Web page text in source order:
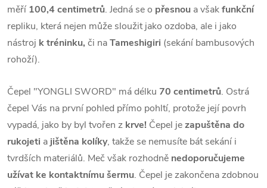
měří 100,4 centimetrů. Jedná se o přesnou a všakfunkční
repliku, která nejen může sloužit jako ozdoba, ale i jako
nástroj k tréninku, či naTameshigiri (sekání bambusových
rohoží).
Čepel "YONGLI SWORD" má délku 70 centimetrů. Ostrá
čepel Vás na první pohled přímo pohltí, protože její povrh
vypadá, jako by byl tvořen z krve! Čepel jezapuštěna do
rukojeti a jištěna kolíky, takže se nemusíte bát sekání i
tvrdších materiálů. Meč však rozhodně nedoporučujeme
užívat ke kontaktnímu šermu. Čepel je zakončena zdobnou